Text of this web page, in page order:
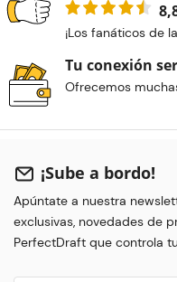
¡Los fanáticos de
Tu conexión
Ofrecemos
¡Sube a bordo!
Apúntate a nuestra
exclusivas, novedades de
PerfectDraft que controla